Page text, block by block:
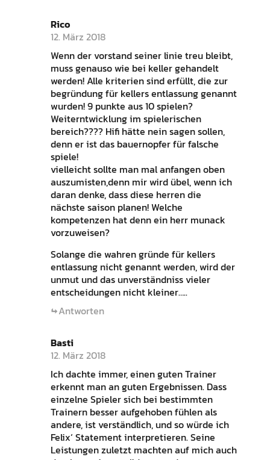
Rico
12. März 2018
Wenn der vorstand seiner linie treu bleibt,
muss genauso wie bei keller gehandelt
werden! Alle kriterien sind erfüllt, die zur
begründung für kellers entlassung genannt
wurden! 9 punkte aus 10 spielen?
Weiterntwicklung im spielerischen
bereich???? Hifi hätte nein sagen sollen,
denn er ist das bauernopfer für falsche
spiele!
vielleicht sollte man mal anfangen oben
auszumisten,denn mir wird übel, wenn ich
daran denke, dass diese herren die
nächste saison planen! Welche
kompetenzen hat denn ein herr munack
vorzuweisen?
Solange die wahren gründe für kellers
entlassung nicht genannt werden, wird der
unmut und das unverständniss vieler
entscheidungen nicht kleiner…..
Antworten
Basti
12. März 2018
Ich dachte immer, einen guten Trainer
erkennt man an guten Ergebnissen. Dass
einzelne Spieler sich bei bestimmten
Trainern besser aufgehoben fühlen als
andere, ist verständlich, und so würde ich
Felix‘ Statement interpretieren. Seine
Leistungen zuletzt machten auf mich auch